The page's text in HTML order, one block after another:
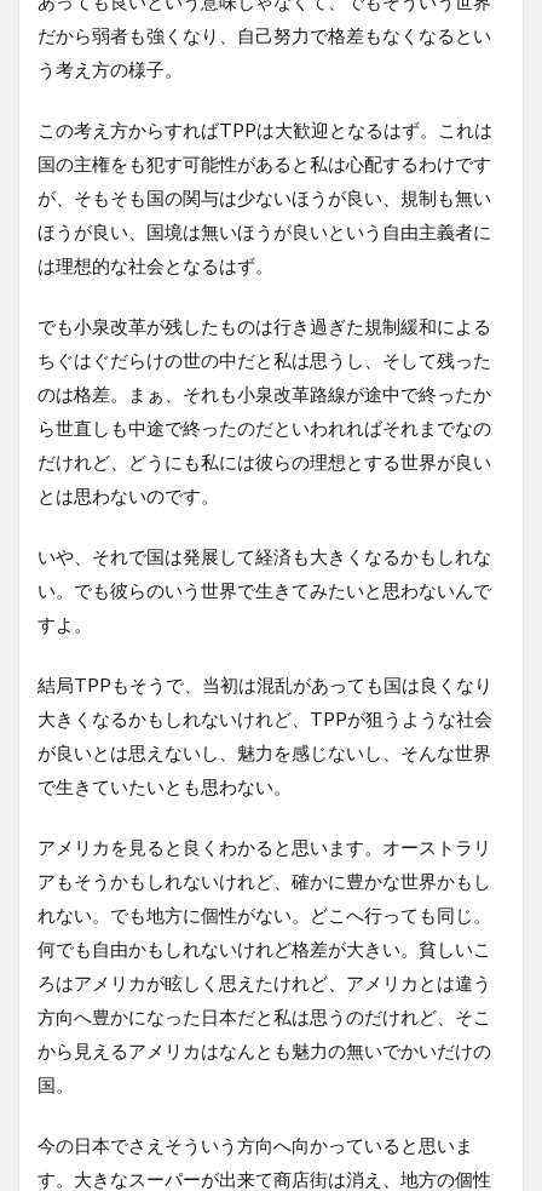
だから弱者も強くなり、自己努力で格差もなくなるとい
う考え方の様子。
この考え方からすればTPPは大歓迎となるはず。これは
国の主権をも犯す可能性があると私は心配するわけです
が、そもそも国の関与は少ないほうが良い、規制も無い
ほうが良い、国境は無いほうが良いという自由主義者に
は理想的な社会となるはず。
でも小泉改革が残したものは行き過ぎた規制緩和による
ちぐはぐだらけの世の中だと私は思うし、そして残った
のは格差。まぁ、それも小泉改革路線が途中で終ったか
ら世直しも中途で終ったのだといわれればそれまでなの
だけれど、どうにも私には彼らの理想とする世界が良い
とは思わないのです。
いや、それで国は発展して経済も大きくなるかもしれな
い。でも彼らのいう世界で生きてみたいと思わないんで
すよ。
結局TPPもそうで、当初は混乱があっても国は良くなり
大きくなるかもしれないけれど、TPPが狙うような社会
が良いとは思えないし、魅力を感じないし、そんな世界
で生きていたいとも思わない。
アメリカを見ると良くわかると思います。オーストラリ
アもそうかもしれないけれど、確かに豊かな世界かもし
れない。でも地方に個性がない。どこへ行っても同じ。
何でも自由かもしれないけれど格差が大きい。貧しいこ
ろはアメリカが眩しく思えたけれど、アメリカとは違う
方向へ豊かになった日本だと私は思うのだけれど、そこ
から見えるアメリカはなんとも魅力の無いでかいだけの
国。
今の日本でさえそういう方向へ向かっていると思いま
す。大きなスーパーが出来て商店街は消え、地方の個性